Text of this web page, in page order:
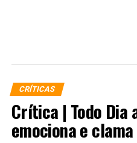
CRÍTICAS
Crítica | Todo Dia
emociona e